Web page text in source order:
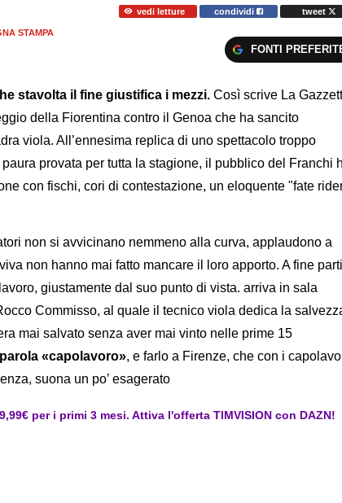
vedi letture condividi tweet
STAMPA
FONTI
stavolta il fine giustifica i mezzi. Così scrive La
della Fiorentina contro il Genoa che ha sancito
viola. All’ennesima replica di uno spettacolo troppo
provata per tutta la stagione, il pubblico del Franchi
con fischi, cori di contestazione, un eloquente "fate
non si avvicinano nemmeno alla curva, applaudono a
non hanno mai fatto mancare il loro apporto. A fine
giustamente dal suo punto di vista. arriva in sala
Commisso, al quale il tecnico viola dedica la
mai salvato senza aver mai vinto nelle prime 15
«capolavoro», e farlo a Firenze, che con i
suona un po’ esagerato
per i primi 3 mesi. Attiva l'offerta TIMVISION con DAZN!